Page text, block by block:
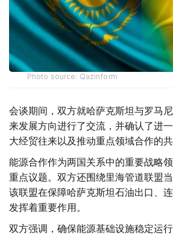
Photo source: Qazinform
会谈期间，双方就哈萨克斯坦与罗马
来发展方向进行了交流，并确认了进
大经贸往来以及推动重点领域合作的共
能源合作作为两国关系中的重要战略
重点议题。双方还围绕里海管道联盟当
该联盟在保障哈萨克斯坦石油出口、
发挥着重要作用。
双方强调，确保能源基础设施稳定运